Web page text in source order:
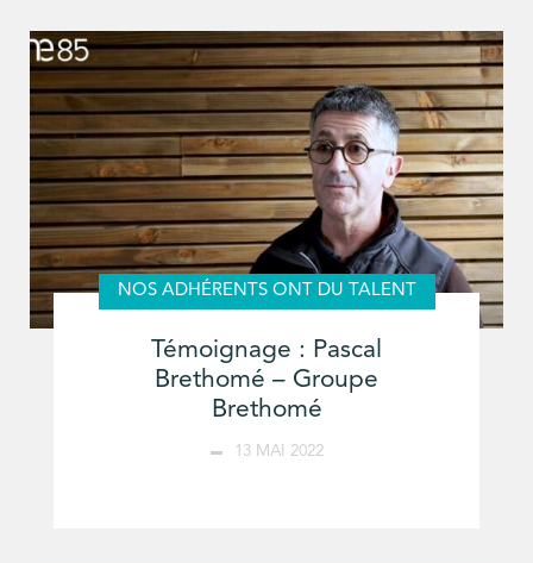
NOS ADHÉRENTS ONT DU TALENT
Témoignage : Pascal
Brethomé – Groupe
Brethomé
13 MAI 2022